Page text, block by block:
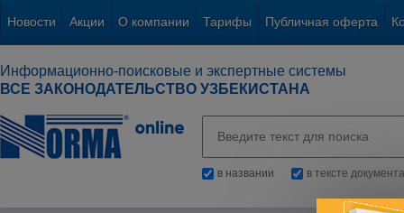
Новости Акции О компании Тарифы Публичная оферта
Информационно-поисковые и экспертные системы
ВСЕ ЗАКОНОДАТЕЛЬСТВО УЗБЕКИСТАНА
в названии в тексте документа